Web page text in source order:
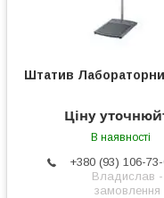
Штатив
Ціну
В наявності
+380 (93) 106-
Владислав -
замовлення